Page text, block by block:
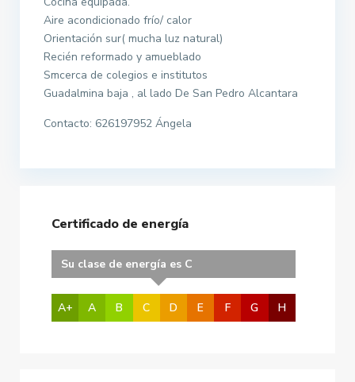
Aire acondicionado frío/ calor
Orientación sur( mucha luz natural)
Recién reformado y amueblado
Smcerca de colegios e institutos
Guadalmina baja , al lado De San Pedro Alcantara
Contacto: 626197952 Ángela
Certificado de energía
A+ A B
Su clase de energía es C
C D E F G H